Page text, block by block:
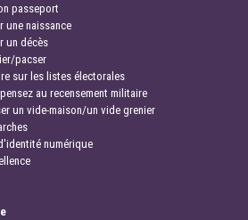
passeport
une naissance
un décès
pacser
sur les listes électorales
au recensement militaire
un vide-maison/un vide grenier
numérique